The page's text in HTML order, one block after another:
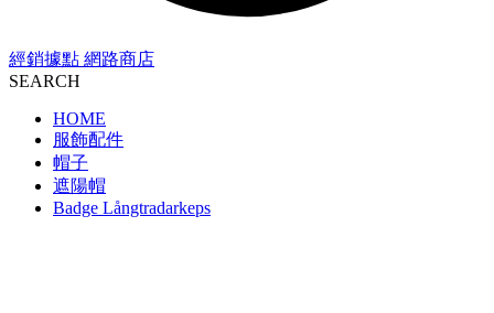
經銷據點 網路商店
SEARCH
HOME
服飾配件
帽子
遮陽帽
Badge Långtradarkeps